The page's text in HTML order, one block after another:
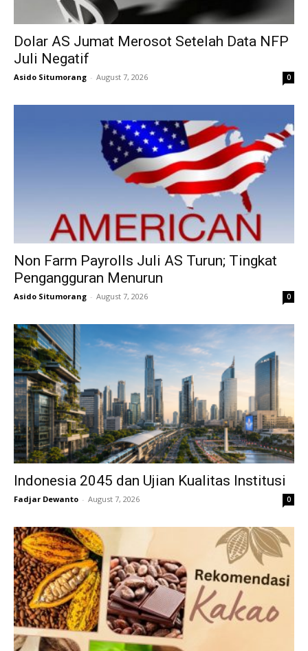
Dolar AS Jumat Merosot Setelah Data NFP
Juli Negatif
Asido Situmorang - August 7, 2026 0
Non Farm Payrolls Juli AS Turun; Tingkat
Pengangguran Menurun
Asido Situmorang - August 7, 2026 0
Indonesia 2045 dan Ujian Kualitas Institusi
Fadjar Dewanto - August 7, 2026 0